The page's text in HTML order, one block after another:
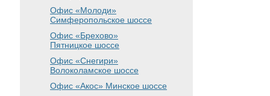
Офис «Молоди»
Симферопольское шоссе
Офис «Брехово»
Пятницкое шоссе
Офис «Снегири»
Волоколамское шоссе
Офис «Акос» Минское шоссе